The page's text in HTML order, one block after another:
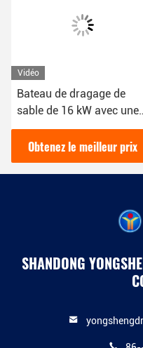
Vidéo
Bateau de dragage de
sable de 16 kW avec une
couleur bleue 1800 m3/h
pour le dragage fluvial
YSCSD350
Obtenez le meilleur prix
SHANDONG